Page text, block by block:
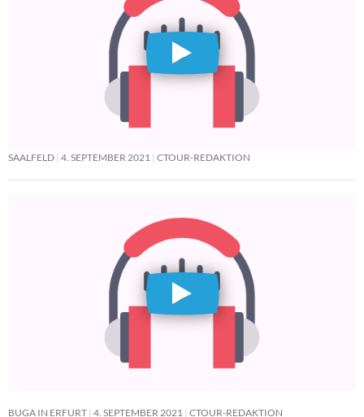
SAALFELD 4. SEPTEMBER 2021 CTOUR-REDAKTION
BUGA IN ERFURT 4. SEPTEMBER 2021 CTOUR-REDAKTION